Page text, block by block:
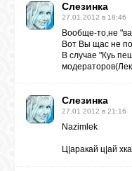
САЙТЫ
ВОПРОСЫ /
ОТВЕТЫ
Слезинка
27.01.2012 в 18:46
Вообще-то,не
Вот Вы щас не
В случае "Куь
Слезинка
27.01.2012 в 21:16
Nazimlek
Ц|аракай ц|ай